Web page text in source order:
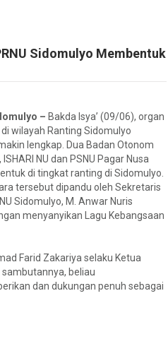
Sidomulyo Membentuk
– Bakda Isya’ (09/06), organ
di wilayah Ranting Sidomulyo
lengkap. Dua Badan Otonom
ISHARI NU dan PSNU Pagar Nusa
di tingkat ranting di Sidomulyo.
tersebut dipandu oleh Sekretaris
Sidomulyo, M. Anwar Nuris
menyanyikan Lagu Kebangsaan
Farid Zakariya selaku Ketua
beliau
dan dukungan penuh sebagai